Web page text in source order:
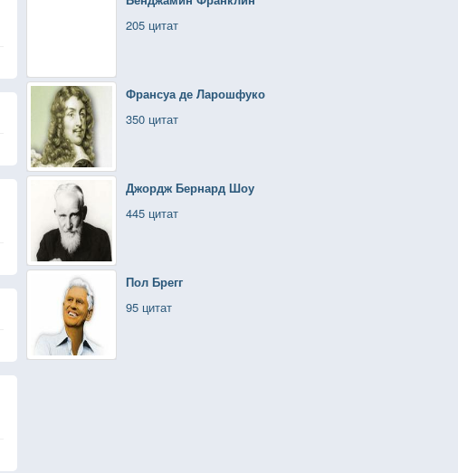
205 цитат
Франсуа де Ларошфуко
350 цитат
Джордж Бернард Шоу
445 цитат
Пол Брегг
95 цитат